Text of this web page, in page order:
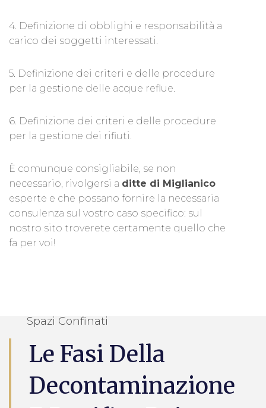
4. Definizione di obblighi e responsabilità a
carico dei soggetti interessati.
5. Definizione dei criteri e delle procedure
per la gestione delle acque reflue.
6. Definizione dei criteri e delle procedure
per la gestione dei rifiuti.
È comunque consigliabile, se non
necessario, rivolgersi a ditte di Miglianico
esperte e che possano fornire la necessaria
consulenza sul vostro caso specifico: sul
nostro sito troverete certamente quello che
fa per voi!
Spazi Confinati
Le Fasi Della
Decontaminazione